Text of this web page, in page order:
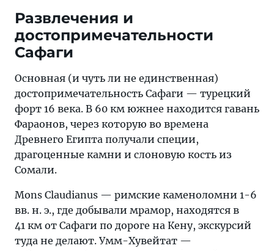
Развлечения и
достопримечательности
Сафаги
Основная (и чуть ли не единственная)
достопримечательность Сафаги — турецкий
форт 16 века. В 60 км южнее находится гавань
Фараонов, через которую во времена
Древнего Египта получали специи,
драгоценные камни и слоновую кость из
Сомали.
Mons Claudianus — римские каменоломни 1-6
вв. н. э., где добывали мрамор, находятся в
41 км от Сафаги по дороге на Кену, экскурсий
туда не делают. Умм-Хувейтат —